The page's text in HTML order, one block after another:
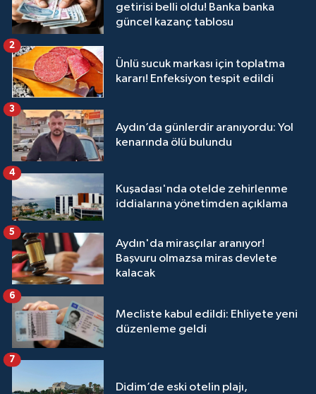
getirisi belli oldu! Banka banka
güncel kazanç tablosu
Ünlü sucuk markası için toplatma
kararı! Enfeksiyon tespit edildi
2
Aydın’da günlerdir aranıyordu: Yol
kenarında ölü bulundu
3
Kuşadası'nda otelde zehirlenme
iddialarına yönetimden açıklama
4
Aydın'da mirasçılar aranıyor!
Başvuru olmazsa miras devlete
kalacak
5
Mecliste kabul edildi: Ehliyete yeni
düzenleme geldi
6
Didim’de eski otelin plajı,
7